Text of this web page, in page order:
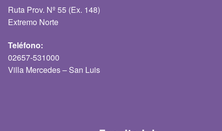
Ruta Prov. Nº 55 (Ex. 148)
Extremo Norte
Teléfono:
02657-531000
Villa Mercedes – San Luis